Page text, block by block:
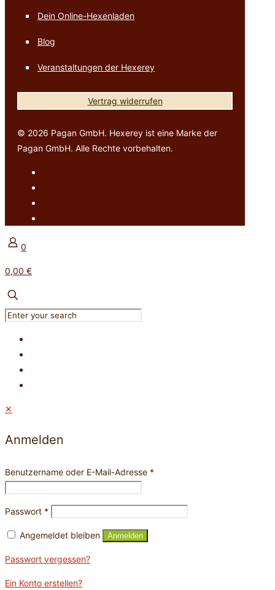
Dein Online-Hexenladen
Blog
Veranstaltungen der Hexerey
Vertrag widerrufen
© 2026 Pagan GmbH. Hexerey ist eine Marke der
Pagan GmbH. Alle Rechte vorbehalten.
0
0,00 €
✕
Anmelden
Benutzername oder E-Mail-Adresse *
Passwort *
Angemeldet bleiben Anmelden
Passwort vergessen?
Ein Konto erstellen?